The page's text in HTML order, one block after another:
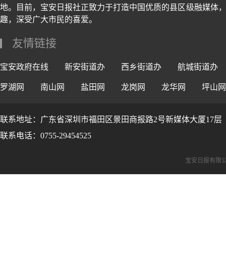
地。目前，宝安日报社正致力于打造中国优质的县区级融媒体
趣，深受广大市民的喜爱。
友情链接
宝安政府在线 新安街道办 西乡街道办 航城街道办
罗湖网 南山网 盐田网 龙岗网 龙华网 坪山网
联系地址：广东省深圳市福田区景田商报路2号新媒体大厦17层
联系电话：0755-29454525
宝安日报有限